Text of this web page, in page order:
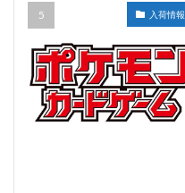
入荷情報